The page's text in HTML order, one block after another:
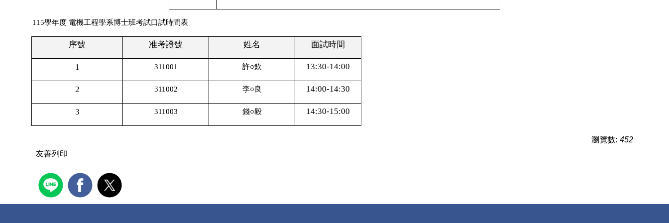
115學年度 電機工程學系博士班考試口試時間表
序號 准考證號 姓名 面試時間
1 311001 許○欽 13:30-14:00
2 311002 李○良 14:00-14:30
3 311003 錢○毅 14:30-15:00
瀏覽數: 452
友善列印